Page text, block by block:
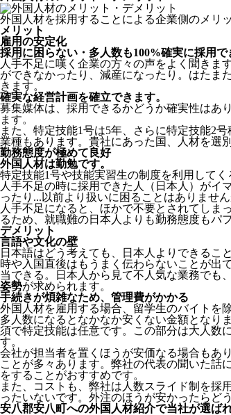
外国人材を採用することによる企業側のメリ
メリット
雇用の安定化
採用に困らない・多人数も100%確実に採用で
人手不足に嘆く企業の方々の声をよく聞きま
ができなかったり、減産になったり。はたま
きます。
確実な経営計画を確立できます。
募集媒体は、採用できるかどうか確実性はあ
ます。
また、特定技能1号は5年、さらに特定技能2
業種もあります。貴社にあった国、人材を選
勤務態度が極めて良好
外国人材は勤勉です。
特定技能1号や技能実習生の制度を利用してく
人手不足の時に採用できた人（日本人）がイ
ったり...以前より扱いに困ることはありません
人手不足になると、ほかで不要とされてしま
るため、就職難の日本人よりも勤務態度もパ
デメリット
言語や文化の壁
日本語はどう考えても、日本人よりできるこ
時や入国直後はもうまく伝わらないことが出
当できる。日本人から見て不人気な業務でも
姿勢が求められます。
手続きが煩雑なため、管理費がかかる
外国人材を雇用する場合、留学生のバイトを除
多人数になるとなかなか安くない金額となり
須で特定技能は任意です。この部分は大人数
す。
会社が担当者を置くほうが安価なる場合もあ
ことが多々あります。弊社の代表の聞いた話
をすることがおすすめです。
また、コストも、弊社は人数スライド制を採
ったいないです。外注のほうが安かったらど
安八郡安八町への外国人材紹介で当社が選ば